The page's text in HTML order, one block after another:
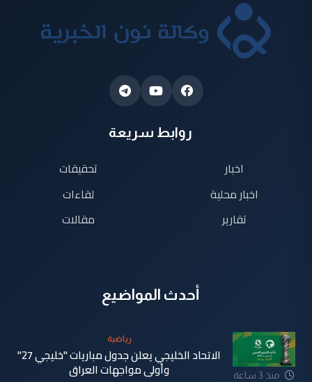
روابط سريعة
اخبار
اخبار محلية
تقارير
تحقيقات
لقاءات
مقالات
أحدث المواضيع
منذ 3 ساعة
رياضية
الاتحاد الخليجي يعلن جدول مباريات "خليجي 27"
وأولى مواجهات العراق